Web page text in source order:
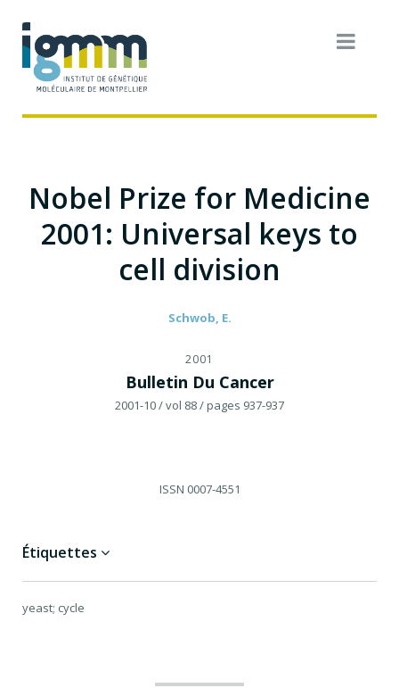
Nobel Prize for Medicine
2001: Universal keys to
cell division
Schwob, E.
2001
Bulletin Du Cancer
2001-10/ vol 88/ pages 937-937
ISSN 0007-4551
Étiquettes
yeast; cycle